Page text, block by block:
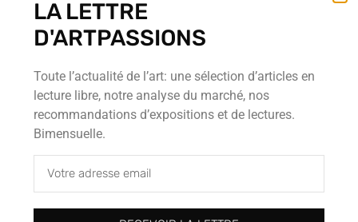
Rédacteurs en chef:
Ombretta Ravessoud
Cour Saint-Pierre, 5
Fax : + 41 (0) 22 735 60 38
redaction@artpassions.ch
LA LETTRE
D'ARTPASSIONS
Toute l’actualité de l’art: une sélection d’articles en
lecture libre, notre analyse du marché, nos
recommandations d’expositions et de lectures.
Bimensuelle.